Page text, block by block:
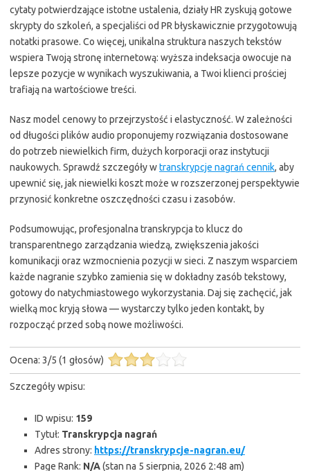
cytaty potwierdzające istotne ustalenia, działy HR zyskują gotowe
skrypty do szkoleń, a specjaliści od PR błyskawicznie przygotowują
notatki prasowe. Co więcej, unikalna struktura naszych tekstów
wspiera Twoją stronę internetową: wyższa indeksacja owocuje na
lepsze pozycje w wynikach wyszukiwania, a Twoi klienci prościej
trafiają na wartościowe treści.
Nasz model cenowy to przejrzystość i elastyczność. W zależności
od długości plików audio proponujemy rozwiązania dostosowane
do potrzeb niewielkich firm, dużych korporacji oraz instytucji
naukowych. Sprawdź szczegóły wtranskrypcje nagrań cennik, aby
upewnić się, jak niewielki koszt może w rozszerzonej perspektywie
przynosić konkretne oszczędności czasu i zasobów.
Podsumowując, profesjonalna transkrypcja to klucz do
transparentnego zarządzania wiedzą, zwiększenia jakości
komunikacji oraz wzmocnienia pozycji w sieci. Z naszym wsparciem
każde nagranie szybko zamienia się w dokładny zasób tekstowy,
gotowy do natychmiastowego wykorzystania. Daj się zachęcić, jak
wielką moc kryją słowa — wystarczy tylko jeden kontakt, by
rozpocząć przed sobą nowe możliwości.
Ocena: 3/5 (1 głosów)
Szczegóły wpisu:
ID wpisu: 159
Tytuł: Transkrypcja nagrań
Adres strony: https://transkrypcje-nagran.eu/
Page Rank: N/A(stan na 5 sierpnia, 2026 2:48 am)